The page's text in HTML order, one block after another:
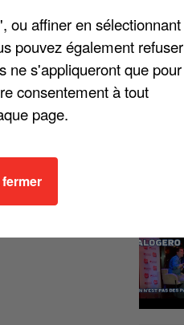
Vivante ». On y
de nombreux
les mots qu'on
ou affiner en sélectionnant
pouvez également refuser
ne s'appliqueront que pour
consentement à tout
page.